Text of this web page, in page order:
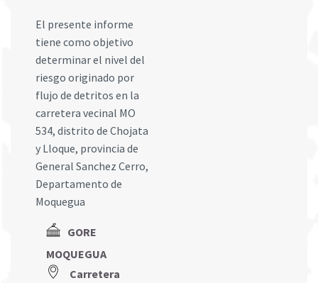
El presente informe
tiene como objetivo
determinar el nivel del
riesgo originado por
flujo de detritos en la
carretera vecinal MO
534, distrito de Chojata
y Lloque, provincia de
General Sanchez Cerro,
Departamento de
Moquegua
GORE
MOQUEGUA
Carretera